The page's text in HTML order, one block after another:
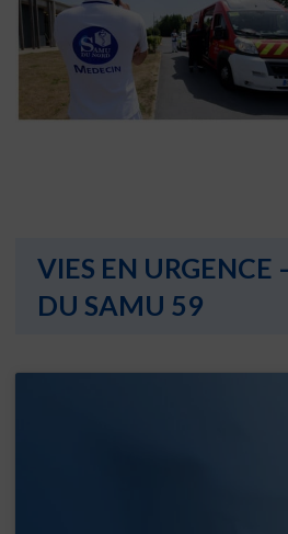
VIES EN URGENCE
DU SAMU 59